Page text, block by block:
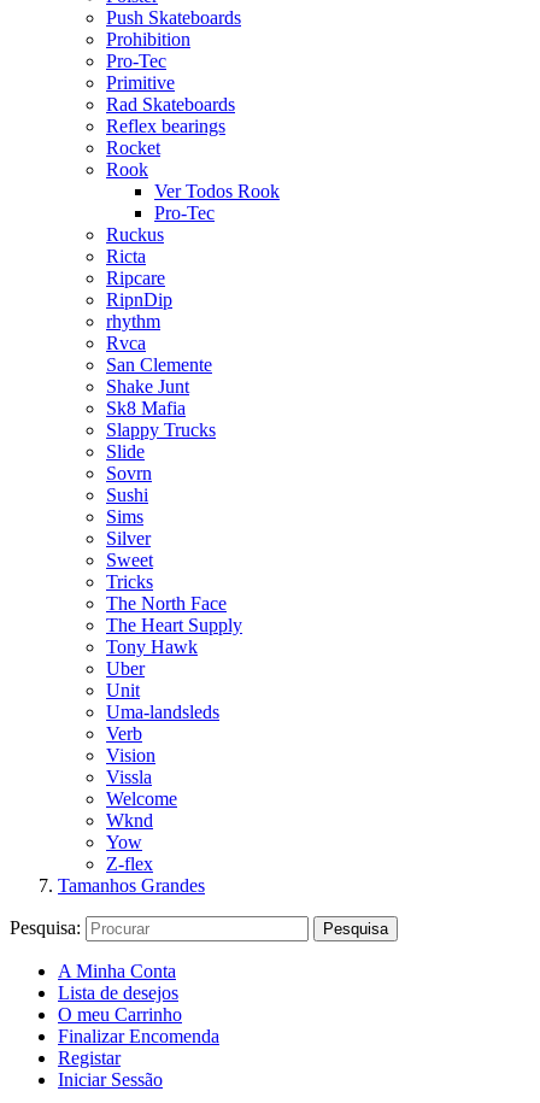
Push Skateboards
Prohibition
Pro-Tec
Primitive
Rad Skateboards
Reflex bearings
Rocket
Rook
Ver Todos Rook
Pro-Tec
Ruckus
Ricta
Ripcare
RipnDip
rhythm
Rvca
San Clemente
Shake Junt
Sk8 Mafia
Slappy Trucks
Slide
Sovrn
Sushi
Sims
Silver
Sweet
Tricks
The North Face
The Heart Supply
Tony Hawk
Uber
Unit
Uma-landsleds
Verb
Vision
Vissla
Welcome
Wknd
Yow
Z-flex
Tamanhos Grandes
Pesquisa: Pesquisa
A Minha Conta
Lista de desejos
O meu Carrinho
Finalizar Encomenda
Registar
Iniciar Sessão